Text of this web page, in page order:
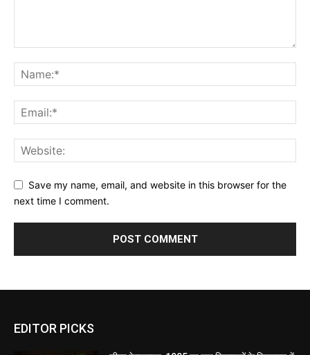
Save my name, email, and website in this browser for the
next time I comment.
EDITOR PICKS